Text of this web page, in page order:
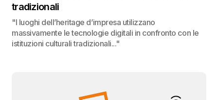
tradizionali
"I luoghi dell’heritage d’impresa utilizzano
massivamente le tecnologie digitali in confronto con le
istituzioni culturali tradizionali..."